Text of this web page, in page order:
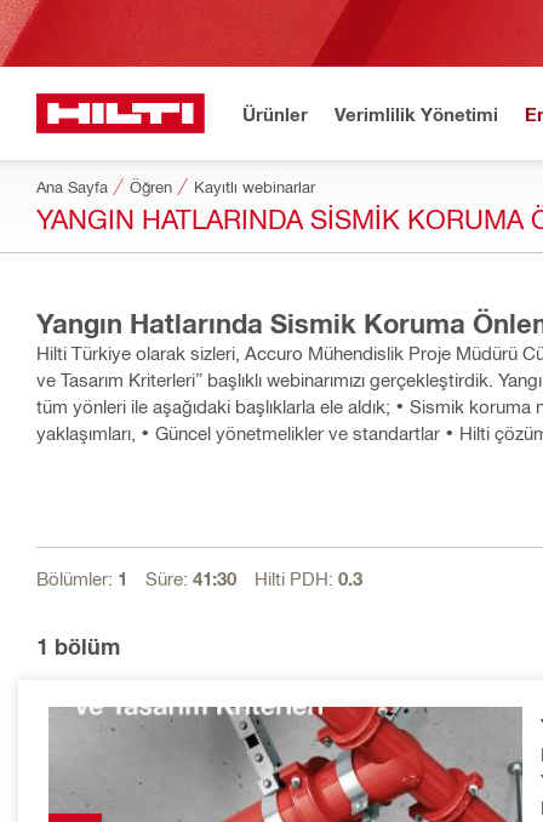
Ürünler Verimlilik Yönetimi
Ana Sayfa Öğren Kayıtlı webinarlar
YANGIN HATLARINDA SISMIK KORUMA
Hilti Türkiye olarak sizleri, Accuro Mühendislik Proje Müdürü
ve Tasarım Kriterleri” başlıklı webinarımızı gerçekleştirdik. Yangın tesisatlarında deprem güvenliği ve sismik koruma önlemlerini
tüm yönleri ile aşağıdaki başlıklarla ele aldık; • Sismik koruma nedir, neden ihtiyaç duyarız? • Tasarım kriterleri ve mühendislik
yaklaşımları, • Güncel yönetmelikler ve standartlar • Hilti
Bölümler: 1 Süre: 41:30 Hilti PDH: 0.3
1 bölüm